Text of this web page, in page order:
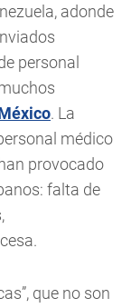
adonde
personal
. La
médico
provocado
falta de
que no son